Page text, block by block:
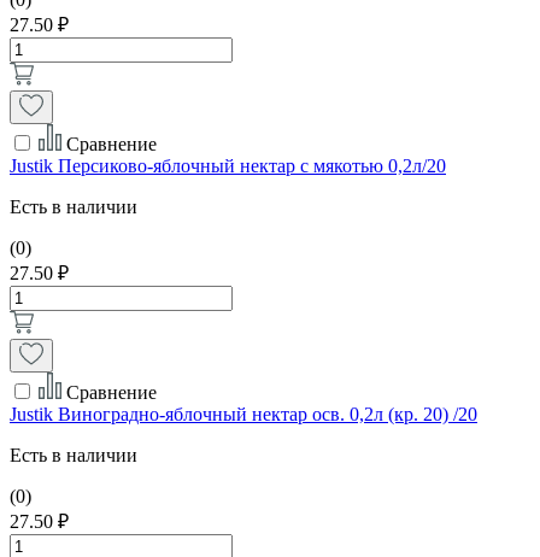
27.50 ₽
Сравнение
Justik Персиково-яблочный нектар с мякотью 0,2л/20
Есть в наличии
(0)
27.50 ₽
Сравнение
Justik Виноградно-яблочный нектар осв. 0,2л (кр. 20) /20
Есть в наличии
(0)
27.50 ₽